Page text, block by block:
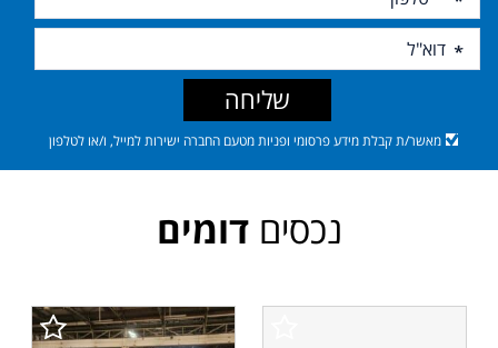
מאשר/ת קבלת מידע פרסומי ופניות מטעם החברה ישירות למייל, ו/או לטלפון
שליחה
נכסיםדומים